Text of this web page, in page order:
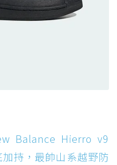
2 WP：腳
的防水輕越野鞋
場，經典八孔加上全防
BADGER
即穿懶人神器！搭載固特
走鞋
Balance Hierro v9
加持，最帥山系越野防